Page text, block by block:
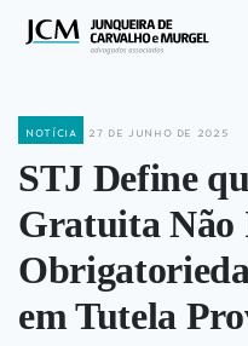
notícia 27 de junho de 2025
STJ Define
Gratuita Não
em Tutela